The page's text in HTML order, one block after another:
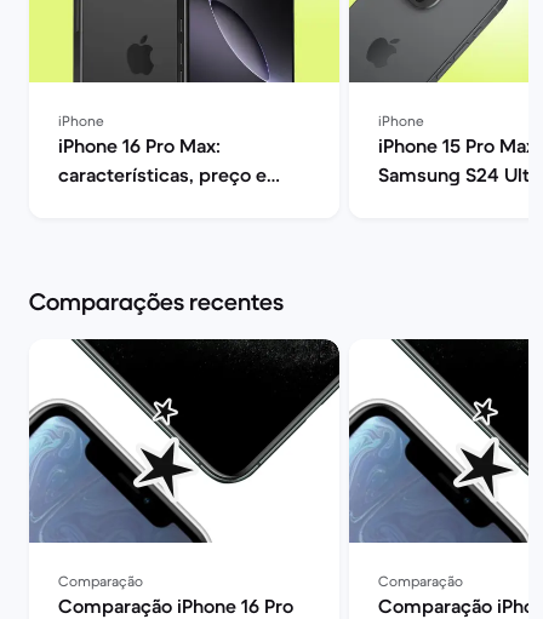
iPhone
iPhone 16 Pro Max:
características, preço e
iPhone
iPhone 15 Pro Max
Samsung S24
Comparações recentes
Comparação
Comparação iPhone 16 Pro
Comparação
Comparação